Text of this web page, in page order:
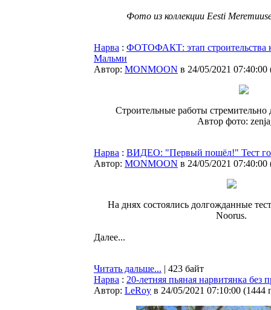
Фото из коллекции Eesti
Нарва : ФОТОФАКТ: этап строительства
Мальми
Автор: MONMOON в 24/05/2021 07:40:00
Строительные работы
Автор фото:
Нарва : ВИДЕО: "Первый пошёл!" Тест
Автор: MONMOON в 24/05/2021 07:40:00
На днях состоялись долгожданные
Noorus.
Далее...
Читать дальше... | 423 байт
Нарва : 20-летняя пьяная нарвитянка без
Автор: LeRoy в 24/05/2021 07:10:00 (1444